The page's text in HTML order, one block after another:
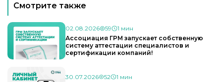
Смотрите также
02.08.2026 59
1 мин
Ассоциация ГРМ запускает собственную
систему аттестации специалистов и
сертификации компаний!
30.07.2026 52
1 мин